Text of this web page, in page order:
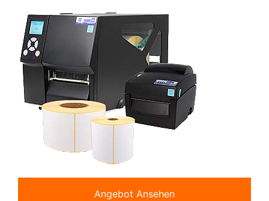
Angebot Ansehen